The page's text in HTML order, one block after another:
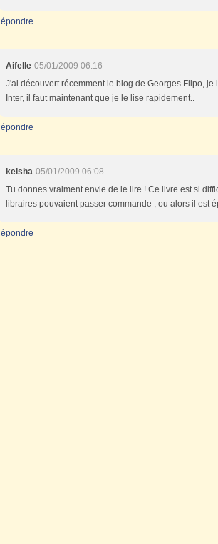
Aifelle 05/01/2009 06:16
J'ai découvert récemment le blog de Georges Flipo, je
Inter, il faut maintenant que je le lise rapidement..
keisha 05/01/2009 06:08
Tu donnes vraiment envie de le lire ! Ce livre est si
libraires pouvaient passer commande ; ou alors il est